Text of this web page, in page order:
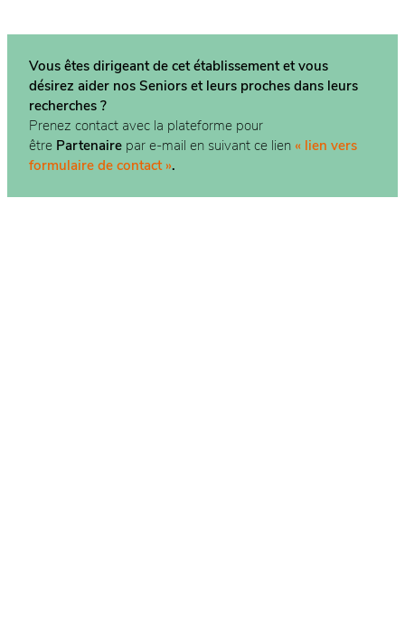
Vous êtes dirigeant de cet établissement et vous
désirez aider nos Seniors et leurs proches dans leurs
recherches ?
Prenez contact avec la plateforme pour
être Partenaire par e-mail en suivant ce lien « lien vers
formulaire de contact ».